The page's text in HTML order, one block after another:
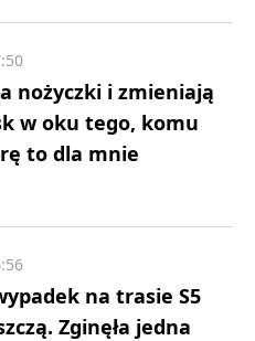
nożyczki i zmieniają
w oku tego, komu
to dla mnie
na trasie S5
Zginęła jedna